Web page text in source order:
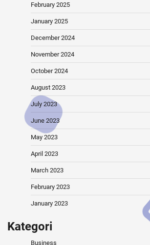
February 2025
January 2025
December 2024
November 2024
October 2024
August 2023
July 2023
June 2023
May 2023
April 2023
March 2023
February 2023
January 2023
Kategori
Business